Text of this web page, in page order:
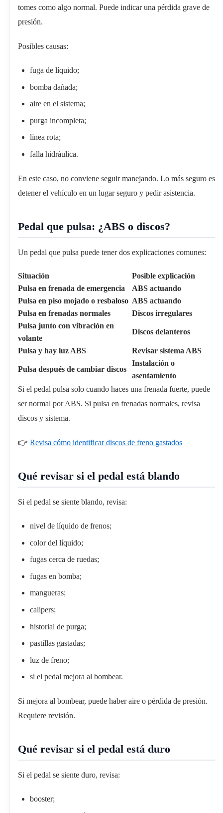
tomes como algo normal. Puede indicar una pérdida grave de
presión.
Posibles causas:
fuga de líquido;
bomba dañada;
aire en el sistema;
purga incompleta;
línea rota;
falla hidráulica.
En este caso, no conviene seguir manejando. Lo más seguro es
detener el vehículo en un lugar seguro y pedir asistencia.
Pedal que pulsa: ¿ABS o discos?
Un pedal que pulsa puede tener dos explicaciones comunes:
Situación
Posible explicación
Pulsa en frenada de emergencia
ABS actuando
Pulsa en piso mojado o resbaloso ABS actuando
Pulsa en frenadas normales
Discos irregulares
Pulsa junto con vibración en
volante
Discos delanteros
Pulsa y hay luz ABS Revisar sistema ABS
Pulsa después de cambiar discos
Instalación o
asentamiento
Si el pedal pulsa solo cuando haces una frenada fuerte, puede
ser normal por ABS. Si pulsa en frenadas normales, revisa
discos y sistema.
👉 Revisa cómo identificar discos de freno gastados
Qué revisar si el pedal está blando
Si el pedal se siente blando, revisa:
nivel de líquido de frenos;
color del líquido;
fugas cerca de ruedas;
fugas en bomba;
mangueras;
calipers;
historial de purga;
pastillas gastadas;
luz de freno;
si el pedal mejora al bombear.
Si mejora al bombear, puede haber aire o pérdida de presión.
Requiere revisión.
Qué revisar si el pedal está duro
Si el pedal se siente duro, revisa:
booster;